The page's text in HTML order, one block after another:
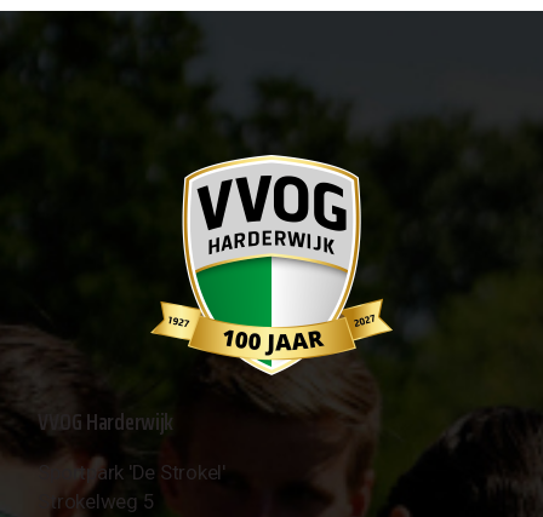
VVOG Harderwijk
Sportpark 'De Strokel'
Strokelweg 5